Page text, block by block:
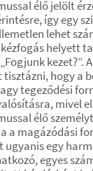
élő jelölt
így egy
lehet
helyett
kezet?”.
hogy a
tegeződési
mivel
élő személyt
a magázódási
ugyanis egy
egyes